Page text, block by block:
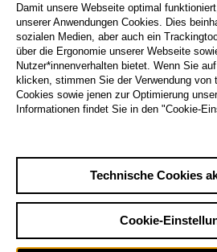
Alle Spielstätten
Alle Merkmale
Sa29.8.
Großes
Damit unsere Webseite optimal
unserer Anwendungen Cookies. Dies
sozialen Medien, aber auch ein
über die Ergonomie unserer Webseite
Nutzer*innenverhalten bietet. Wenn Sie
klicken, stimmen Sie der Verwendung von
Cookies sowie jenen zur Optimierung
Informationen findet Sie in den "Cookie-
Technische Cookies
Cookie-